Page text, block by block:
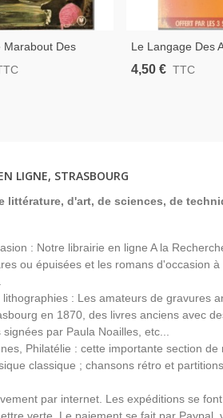
Marabout Des
Jon
Le Langage Des
Koechlin De
4,50 € TTC
LIGNE, STRASBOURG
littérature, d'art, de sciences, de
: Notre librairie en ligne A la
ou épuisées et les romans d'occasion
: Les amateurs de gravures
en 1870, des livres anciens avec
par Paula Noailles, etc...
Philatélie : cette importante section
classique ; chansons rétro et
par internet. Les expéditions se